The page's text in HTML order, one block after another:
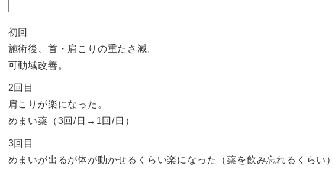
初回
施術後、首・肩こりの重たさ減。
可動域改善。
2回目
肩こりが楽になった。
めまい薬（3回/日→1回/日）
3回目
めまいが出るが体が動かせるくらい楽になった（薬を飲み忘れるくらい）